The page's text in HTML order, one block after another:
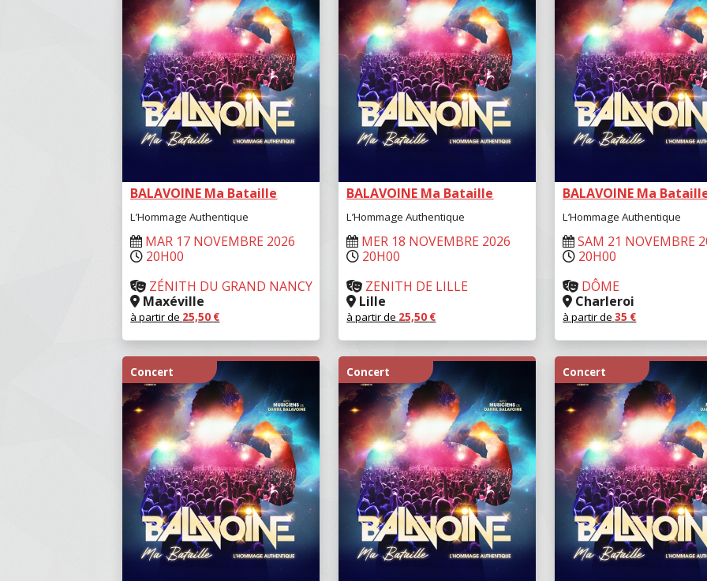
RÉSERVER
BALAVOINE Ma Bataille
L’Hommage Authentique
MAR 17 NOVEMBRE 2026
20H00
ZÉNITH DU GRAND NANCY
Maxéville
à partir de 25,50 €
RÉSERVER
BALAVOINE Ma Bataille
L’Hommage Authentique
MER 18 NOVEMBRE 2026
20H00
ZENITH DE LILLE
Lille
à partir de 25,50 €
RÉSERVER
BALAVOINE Ma
L’Hommage Authentique
SAM 21 NOVEMBRE
20H00
DÔME
Charleroi
à partir de35 €
Concert Concert Concert